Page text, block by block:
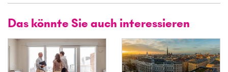
Das könnte Sie auch interessieren